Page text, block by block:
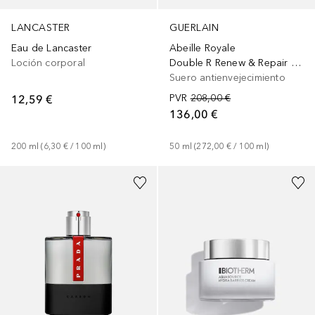
LANCASTER
Eau de Lancaster
Loción corporal
12,59 €
200 ml (6,30 € / 100 ml)
GUERLAIN
Abeille Royale
Double R Renew & Repair Advanced
Suero antienvejecimiento
PVR 208,00 €
136,00 €
50 ml (272,00 € / 100 ml)